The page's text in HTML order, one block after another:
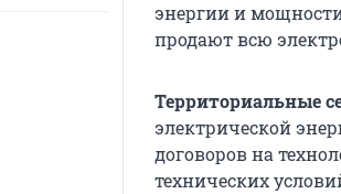
энергии и
продают всю
Территориальные
электрической
договоров на
технических